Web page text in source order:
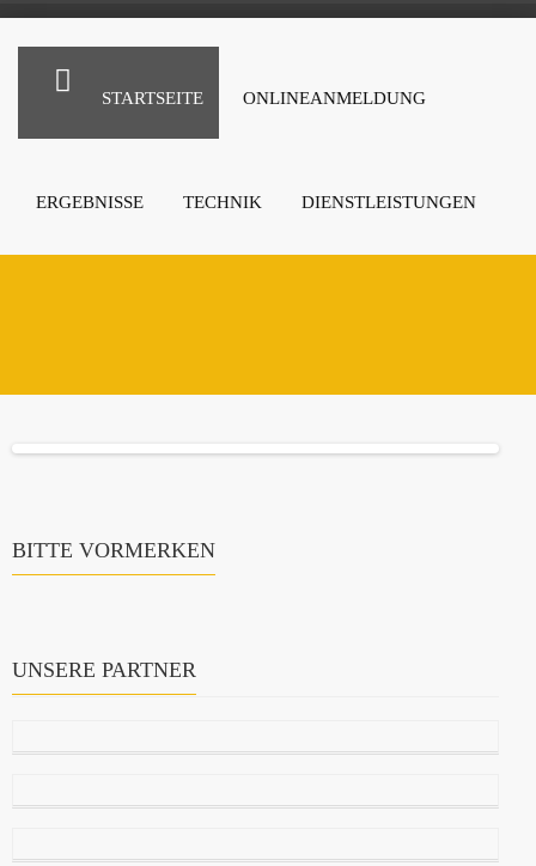
STARTSEITE ONLINEANMELDUNG
ERGEBNISSE TECHNIK DIENSTLEISTUNGEN
BITTE VORMERKEN
UNSERE PARTNER